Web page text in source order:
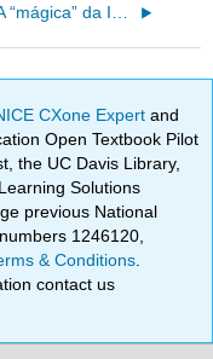
4.10: A “mágica” da Internet
CXone Expertand
Open Textbook Pilot
the UC Davis Library,
Solutions
previous National
1246120,
& Conditions
contact us